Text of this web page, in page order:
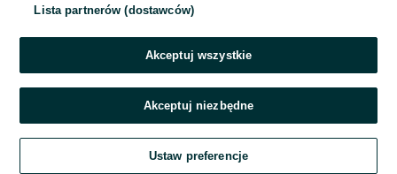
Lista partnerów (dostawców)
Akceptuj wszystkie
Akceptuj niezbędne
Ustaw preferencje